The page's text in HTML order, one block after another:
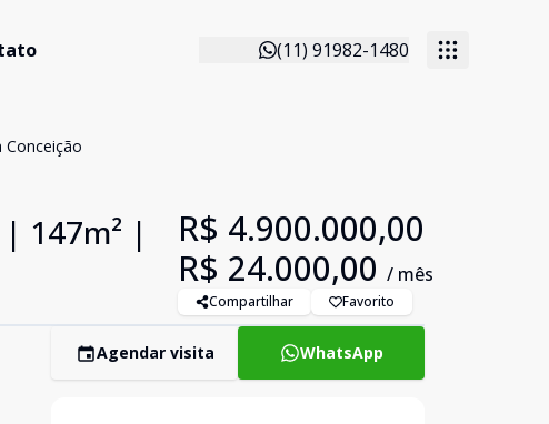
(11) 91982-1480
Conceição
147m² |
R$ 4.900.000,00
R$ 24.000,00 / mês
Compartilhar Favorito
Agendar visita WhatsApp